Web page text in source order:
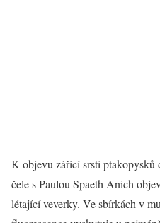
K objevu zářící srsti ptakopysků
čele s Paulou Spaeth Anich
létající veverky. Ve sbírkách v